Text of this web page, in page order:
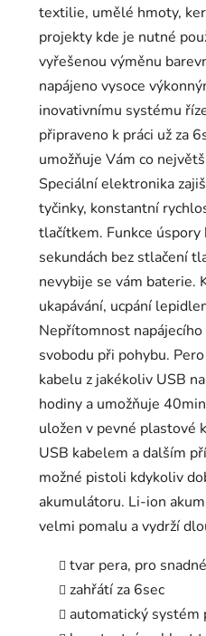
textilie, umělé hmoty,
projekty kde je nutné
vyřešenou výměnu
napájeno vysoce
inovativnímu systému
připraveno k práci už za
umožňuje Vám co
Speciální elektronika
tyčinky, konstantní
tlačítkem. Funkce
sekundách bez stlačení
nevybije se vám baterie.
ukapávání, ucpání
Nepřítomnost
svobodu při pohybu.
kabelu z jakékoliv USB
hodiny a umožňuje
uložen v pevné plastové
USB kabelem a dalším
možné pistoli kdykoliv
akumulátoru. Li-ion
velmi pomalu a vydrží
tvar pera, pro
zahřátí za 6sec
automatický systém